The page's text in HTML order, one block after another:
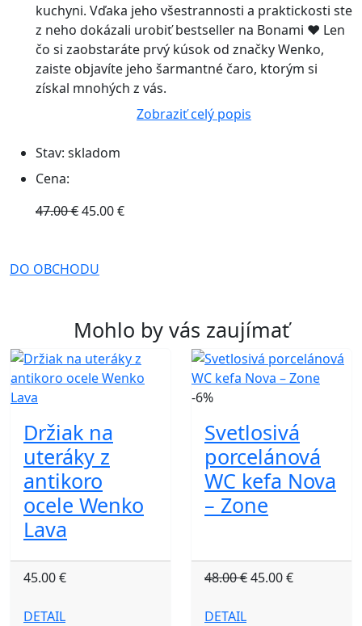
kuchyni. Vďaka jeho všestrannosti a praktickosti ste
z neho dokázali urobiť bestseller na Bonami ♥ Len
čo si zaobstaráte prvý kúsok od značky Wenko,
zaiste objavíte jeho šarmantné čaro, ktorým si
získal mnohých z vás.
Zobraziť celý popis
Stav: skladom
Cena:
47.00 €45.00 €
DO OBCHODU
Mohlo by vás zaujímať
Držiak na
uteráky z
antikoro
ocele Wenko
Lava
45.00 €
DETAIL
-6%
Svetlosivá
porcelánová
WC kefa Nova
– Zone
48.00 €45.00 €
DETAIL